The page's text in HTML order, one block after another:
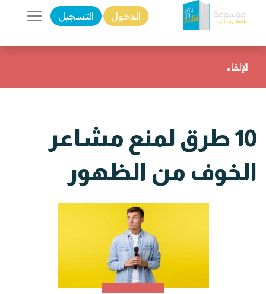
الدخول التسجيل
الإلقاء
10 طرق لمنع مشاعر
الخوف من الظهور